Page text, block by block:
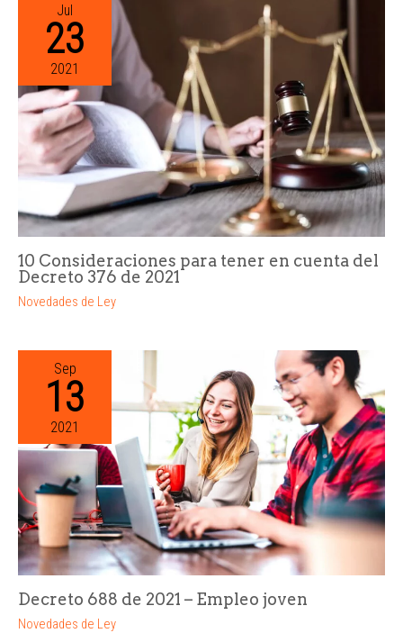
Jul
23
2021
10 Consideraciones para tener en cuenta del
Decreto 376 de 2021
Novedades de Ley
Sep
13
2021
Decreto 688 de 2021 – Empleo joven
Novedades de Ley